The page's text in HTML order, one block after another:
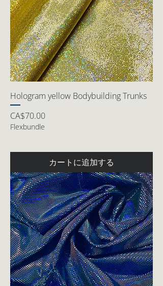
Hologram yellow Bodybuilding Trunks
価格
CA$70.00
Flexbundle
カートに追加する